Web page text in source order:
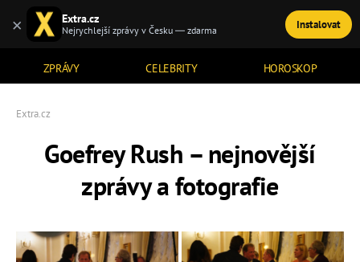
ZPRÁVY CELEBRITY HOROSKOP
TÉMATA
Extra.cz
Goefrey Rush – nejnovější
zprávy a fotografie
× Extra.cz
Nejrychlejší zprávy v Česku — zdarma Instalovat